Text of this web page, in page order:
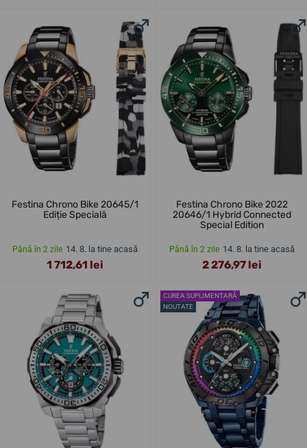
Festina Chrono Bike 20645/1
Ediție Specială
Până în 2 zile 14. 8. la tine acasă
1 712,61 lei
Festina Chrono Bike 2022
20646/1 Hybrid Connected
Special Edition
Până în 2 zile 14. 8. la tine acasă
2 276,97 lei
CUREA SUPLIMENTARĂ
NOUTATE